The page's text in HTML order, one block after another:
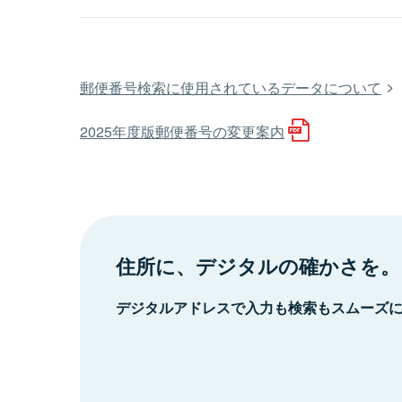
郵便番号検索に使用されているデータについて
2025年度版郵便番号の変更案内
住所に、デジタルの確かさを。
デジタルアドレスで入力も検索もスムーズ